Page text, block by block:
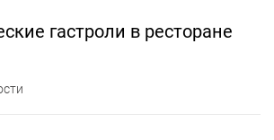
гастроли в ресторане